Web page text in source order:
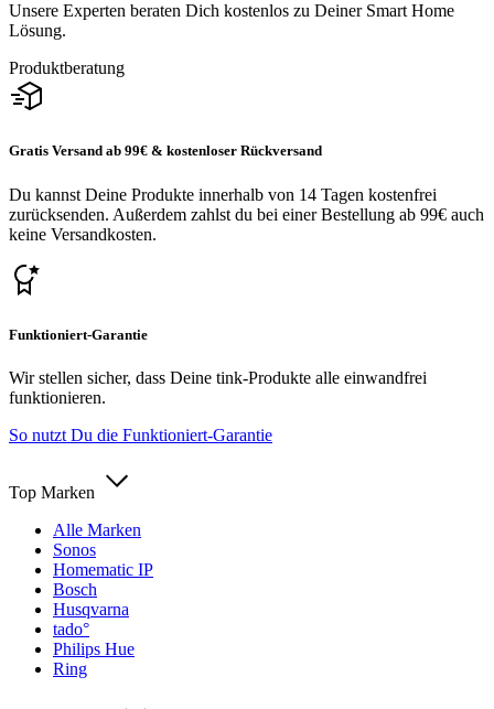
Unsere Experten beraten Dich kostenlos zu Deiner Smart Home
Lösung.
Produktberatung
Gratis Versand ab 99€ & kostenloser Rückversand
Du kannst Deine Produkte innerhalb von 14 Tagen kostenfrei
zurücksenden. Außerdem zahlst du bei einer Bestellung ab 99€ auch
keine Versandkosten.
Funktioniert-Garantie
Wir stellen sicher, dass Deine tink-Produkte alle einwandfrei
funktionieren.
So nutzt Du die Funktioniert-Garantie
Top Marken
Alle Marken
Sonos
Homematic IP
Bosch
Husqvarna
tado°
Philips Hue
Ring